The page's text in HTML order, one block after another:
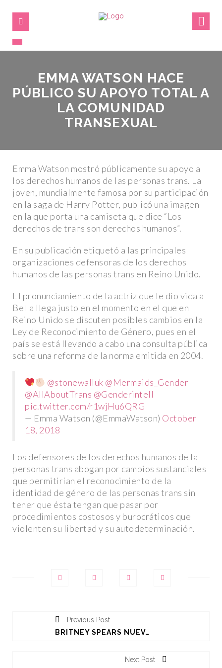
EMMA WATSON HACE
PÚBLICO SU APOYO TOTAL A
LA COMUNIDAD
TRANSEXUAL
Emma Watson mostró públicamente su apoyo a
los derechos humanos de las personas trans. La
joven, mundialmente famosa por su participación
en la saga de Harry Potter, publicó una imagen
en la que porta una camiseta que dice “Los
derechos de trans son derechos humanos”.
En su publicación etiquetó a las principales
organizaciones defensoras de los derechos
humanos de las personas trans en Reino Unido.
El pronunciamiento de la actriz que le dio vida a
Bella llega justo en el momento en el que en
Reino Unido se discuten posibles cambios en la
Ley de Reconocimiento de Género, pues en el
país se está llevando a cabo una consulta pública
sobre una reforma de la norma emitida en 2004.
@stonewalluk @Mermaids_Gender
@AllAboutTrans @Genderintell
pic.twitter.com/r1wjHu6QRG
— Emma Watson (@EmmaWatson) October
18, 2018
Los defensores de los derechos humanos de la
personas trans abogan por cambios sustanciales
que permitirían el reconocimiento de la
identidad de género de las personas trans sin
tener que ésta tengan que pasar por
procedimientos costosos y burocráticos que
violenten su libertad y su autodeterminación.
Previous Post
BRITNEY SPEARS NUEVAMENTE EN SUS LAURELES Y ENSEÑANDO DE MÁS
Next Post